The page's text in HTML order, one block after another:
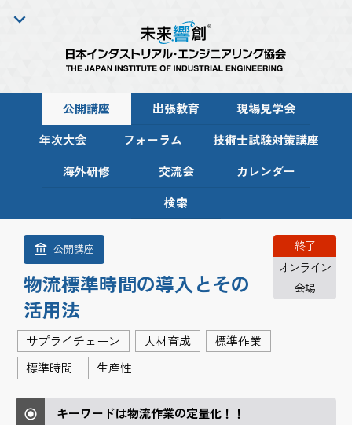
公開講座 出張教育 現場見学会
年次大会 フォーラム 技術士試験対策講座
海外研修 交流会 カレンダー
検索
終了
オンライン
会場
公開講座
物流標準時間の導入とその
活用法
サプライチェーン 人材育成 標準作業
標準時間 生産性
キーワードは物流作業の定量化！！